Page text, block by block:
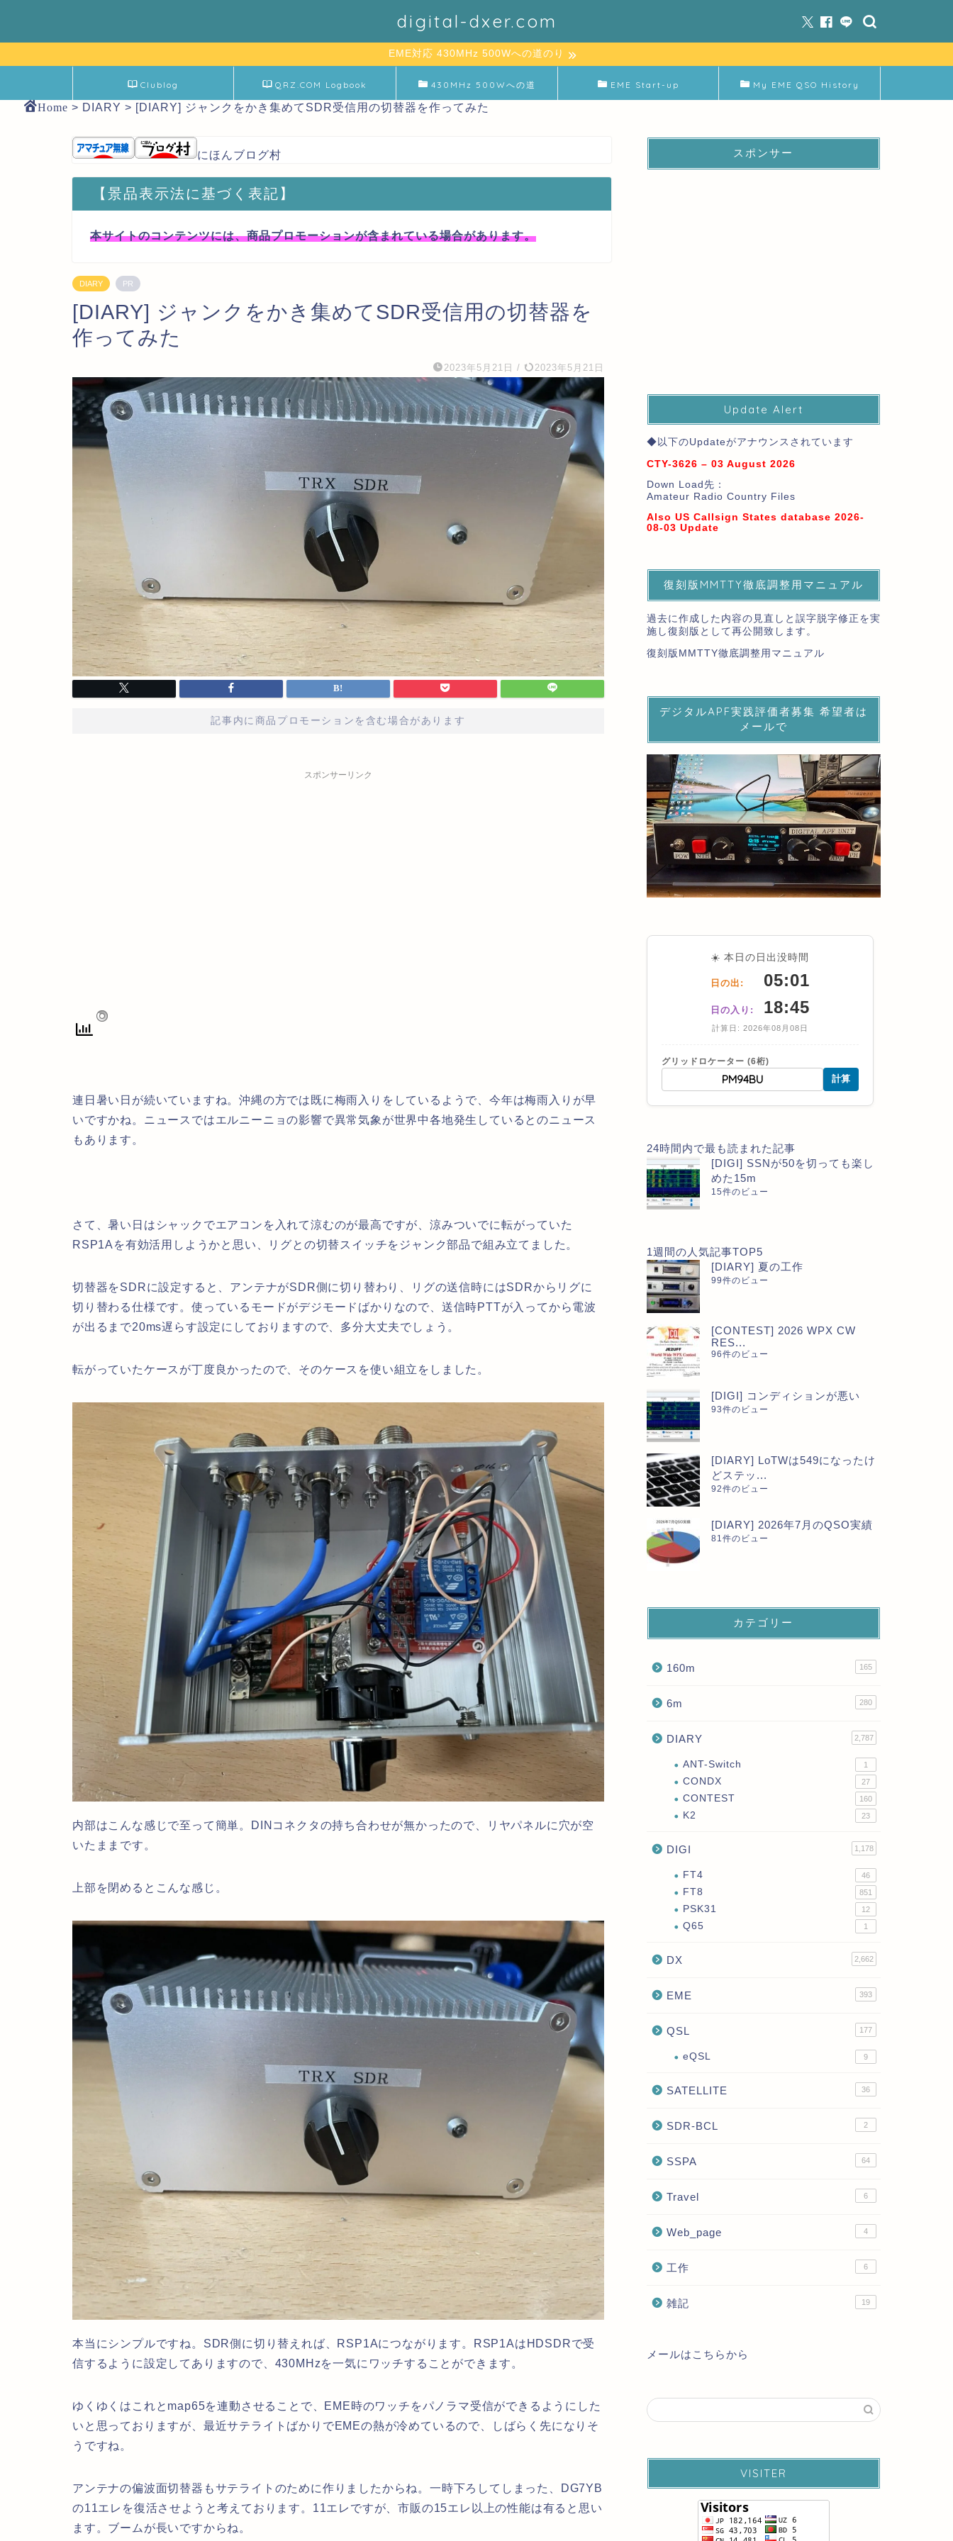
digital-dxer.com
EME対応 430MHz 500Wへの道のり
Clublog QRZ.COM Logbook 430MHz 500Wへの道 EME Start-up My EME QSO History
Home > DIARY > [DIARY] ジャンクをかき集めてSDR受信用の切替器を作ってみた
にほんブログ村
【景品表示法に基づく表記】
本サイトのコンテンツには、商品プロモーションが含まれている場合があります。
DIARY PR
[DIARY] ジャンクをかき集めてSDR受信用の切替器を
作ってみた
2023年5月21日 / 2023年5月21日
記事内に商品プロモーションを含む場合があります
スポンサーリンク
連日暑い日が続いていますね。沖縄の方では既に梅雨入りをしているようで、今年は梅雨入りが早
いですかね。ニュースではエルニーニョの影響で異常気象が世界中各地発生しているとのニュース
もあります。
さて、暑い日はシャックでエアコンを入れて涼むのが最高ですが、涼みついでに転がっていた
RSP1Aを有効活用しようかと思い、リグとの切替スイッチをジャンク部品で組み立てました。
切替器をSDRに設定すると、アンテナがSDR側に切り替わり、リグの送信時にはSDRからリグに
切り替わる仕様です。使っているモードがデジモードばかりなので、送信時PTTが入ってから電波
が出るまで20ms遅らす設定にしておりますので、多分大丈夫でしょう。
転がっていたケースが丁度良かったので、そのケースを使い組立をしました。
内部はこんな感じで至って簡単。DINコネクタの持ち合わせが無かったので、リヤパネルに穴が空
いたままです。
上部を閉めるとこんな感じ。
本当にシンプルですね。SDR側に切り替えれば、RSP1Aにつながります。RSP1AはHDSDRで受
信するように設定してありますので、430MHzを一気にワッチすることができます。
ゆくゆくはこれとmap65を連動させることで、EME時のワッチをパノラマ受信ができるようにした
いと思っておりますが、最近サテライトばかりでEMEの熱が冷めているので、しばらく先になりそ
うですね。
アンテナの偏波面切替器もサテライトのために作りましたからね。一時下ろしてしまった、DG7YB
の11エレを復活させようと考えております。11エレですが、市販の15エレ以上の性能は有ると思い
ます。ブームが長いですからね。
スポンサー
Update Alert
◆以下のUpdateがアナウンスされています
CTY-3626 – 03 August 2026
Down Load先：
Amateur Radio Country Files
Also US Callsign States database 2026-
08-03 Update
復刻版MMTTY徹底調整用マニュアル
過去に作成した内容の見直しと誤字脱字修正を実
施し復刻版として再公開致します。
復刻版MMTTY徹底調整用マニュアル
デジタルAPF実践評価者募集 希望者は
メールで
☀️ 本日の日出没時間
日の出: 05:01
日の入り: 18:45
計算日: 2026年08月08日
グリッドロケーター (6桁)
計算
24時間内で最も読まれた記事
[DIGI] SSNが50を切っても楽し
めた15m
15件のビュー
1週間の人気記事TOP5
[DIARY] 夏の工作
99件のビュー
[CONTEST] 2026 WPX CW
RES...
96件のビュー
[DIGI] コンディションが悪い
93件のビュー
[DIARY] LoTWは549になったけ
どステッ...
92件のビュー
[DIARY] 2026年7月のQSO実績
81件のビュー
カテゴリー
160m 165
6m 280
DIARY 2,787
ANT-Switch 1
CONDX 27
CONTEST 160
K2 23
DIGI 1,178
FT4 46
FT8 851
PSK31 12
Q65 1
DX 2,662
EME 393
QSL 177
eQSL 9
SATELLITE 36
SDR-BCL 2
SSPA 64
Travel 6
Web_page 4
工作 6
雑記 19
メールはこちらから
VISITER